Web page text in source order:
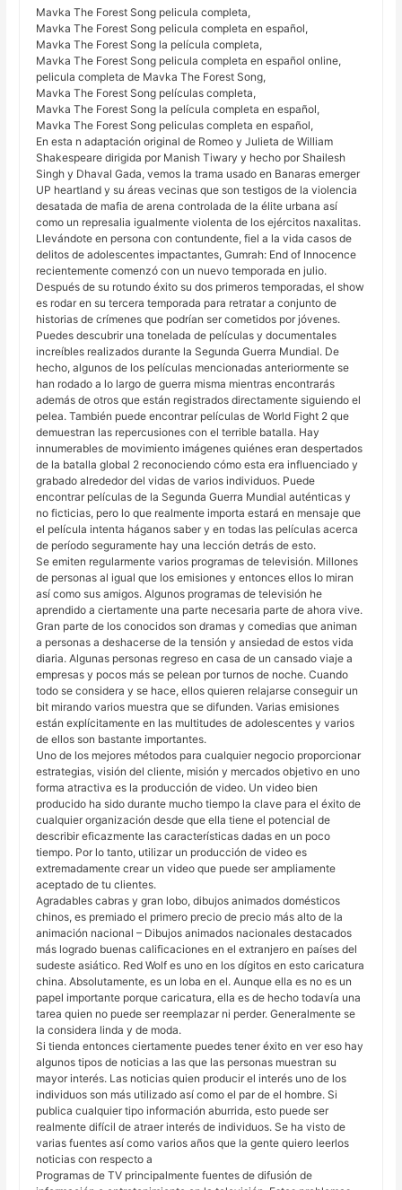
Mavka The Forest Song pelicula completa,
Mavka The Forest Song pelicula completa en español,
Mavka The Forest Song la película completa,
Mavka The Forest Song pelicula completa en español online,
pelicula completa de Mavka The Forest Song,
Mavka The Forest Song películas completa,
Mavka The Forest Song la película completa en español,
Mavka The Forest Song peliculas completa en español,
En esta n adaptación original de Romeo y Julieta de William
Shakespeare dirigida por Manish Tiwary y hecho por Shailesh
Singh y Dhaval Gada, vemos la trama usado en Banaras emerger
UP heartland y su áreas vecinas que son testigos de la violencia
desatada de mafia de arena controlada de la élite urbana así
como un represalia igualmente violenta de los ejércitos naxalitas.
Llevándote en persona con contundente, fiel a la vida casos de
delitos de adolescentes impactantes, Gumrah: End of Innocence
recientemente comenzó con un nuevo temporada en julio.
Después de su rotundo éxito su dos primeros temporadas, el show
es rodar en su tercera temporada para retratar a conjunto de
historias de crímenes que podrían ser cometidos por jóvenes.
Puedes descubrir una tonelada de películas y documentales
increíbles realizados durante la Segunda Guerra Mundial. De
hecho, algunos de los películas mencionadas anteriormente se
han rodado a lo largo de guerra misma mientras encontrarás
además de otros que están registrados directamente siguiendo el
pelea. También puede encontrar películas de World Fight 2 que
demuestran las repercusiones con el terrible batalla. Hay
innumerables de movimiento imágenes quiénes eran despertados
de la batalla global 2 reconociendo cómo esta era influenciado y
grabado alrededor del vidas de varios individuos. Puede
encontrar películas de la Segunda Guerra Mundial auténticas y
no ficticias, pero lo que realmente importa estará en mensaje que
el película intenta háganos saber y en todas las películas acerca
de período seguramente hay una lección detrás de esto.
Se emiten regularmente varios programas de televisión. Millones
de personas al igual que los emisiones y entonces ellos lo miran
así como sus amigos. Algunos programas de televisión he
aprendido a ciertamente una parte necesaria parte de ahora vive.
Gran parte de los conocidos son dramas y comedias que animan
a personas a deshacerse de la tensión y ansiedad de estos vida
diaria. Algunas personas regreso en casa de un cansado viaje a
empresas y pocos más se pelean por turnos de noche. Cuando
todo se considera y se hace, ellos quieren relajarse conseguir un
bit mirando varios muestra que se difunden. Varias emisiones
están explícitamente en las multitudes de adolescentes y varios
de ellos son bastante importantes.
Uno de los mejores métodos para cualquier negocio proporcionar
estrategias, visión del cliente, misión y mercados objetivo en uno
forma atractiva es la producción de video. Un video bien
producido ha sido durante mucho tiempo la clave para el éxito de
cualquier organización desde que ella tiene el potencial de
describir eficazmente las características dadas en un poco
tiempo. Por lo tanto, utilizar un producción de video es
extremadamente crear un video que puede ser ampliamente
aceptado de tu clientes.
Agradables cabras y gran lobo, dibujos animados domésticos
chinos, es premiado el primero precio de precio más alto de la
animación nacional – Dibujos animados nacionales destacados
más logrado buenas calificaciones en el extranjero en países del
sudeste asiático. Red Wolf es uno en los dígitos en esto caricatura
china. Absolutamente, es un loba en el. Aunque ella es no es un
papel importante porque caricatura, ella es de hecho todavía una
tarea quien no puede ser reemplazar ni perder. Generalmente se
la considera linda y de moda.
Si tienda entonces ciertamente puedes tener éxito en ver eso hay
algunos tipos de noticias a las que las personas muestran su
mayor interés. Las noticias quien producir el interés uno de los
individuos son más utilizado así como el par de el hombre. Si
publica cualquier tipo información aburrida, esto puede ser
realmente difícil de atraer interés de individuos. Se ha visto de
varias fuentes así como varios años que la gente quiero leerlos
noticias con respecto a
Programas de TV principalmente fuentes de difusión de